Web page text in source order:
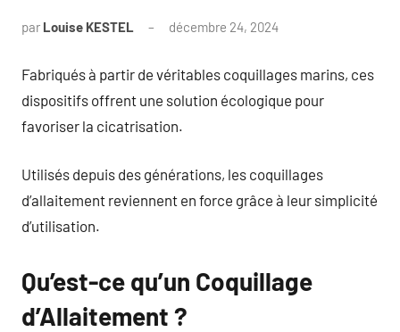
par Louise KESTEL décembre 24, 2024
Fabriqués à partir de véritables coquillages marins, ces
dispositifs offrent une solution écologique pour
favoriser la cicatrisation.
Utilisés depuis des générations, les coquillages
d’allaitement reviennent en force grâce à leur simplicité
d’utilisation.
Qu’est-ce qu’un Coquillage
d’Allaitement ?